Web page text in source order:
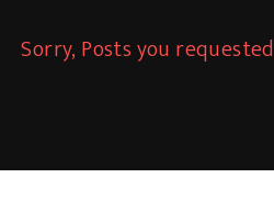
Sorry, Posts you